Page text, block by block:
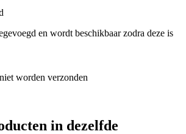
en wordt beschikbaar zodra deze is
worden verzonden
in dezelfde